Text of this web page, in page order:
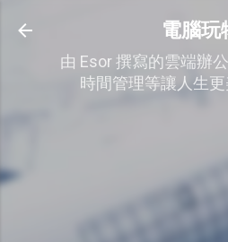
跳到主要
電腦玩
由 Esor 撰寫的雲端辦
時間管理等讓人生